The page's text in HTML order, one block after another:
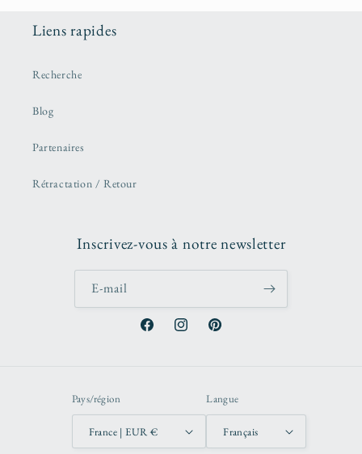
Liens rapides
Recherche
Blog
Partenaires
Rétractation / Retour
Inscrivez-vous à notre newsletter
E-mail
FacebookInstagramPinterest
Pays/région
France | EUR €
Langue
Français